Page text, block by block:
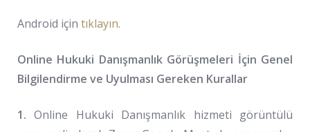
Android için tıklayın.
Online Hukuki Danışmanlık Görüşmeleri İçin Genel
Bilgilendirme ve Uyulması Gereken Kurallar
1. Online Hukuki Danışmanlık hizmeti görüntülü